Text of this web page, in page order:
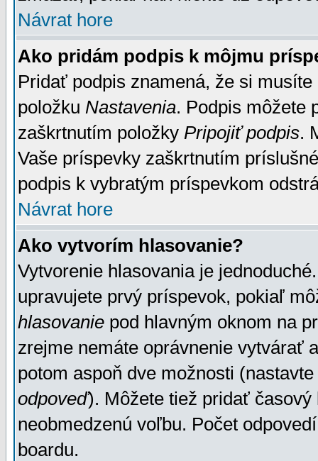
Návrat hore
Ako pridám podpis k môjmu
Pridať podpis znamená, že si
položku Nastavenia. Podpis môžete
zaškrtnutím položky Pripojiť podpis.
Vaše príspevky zaškrtnutím
podpis k vybratým príspevkom
Návrat hore
Ako vytvorím hlasovanie?
Vytvorenie hlasovania je
upravujete prvý príspevok, pokiaľ
hlasovanie pod hlavným oknom na
zrejme nemáte oprávnenie vytvárať
potom aspoň dve možnosti
odpoveď). Môžete tiež pridať
neobmedzenú voľbu. Počet
boardu.